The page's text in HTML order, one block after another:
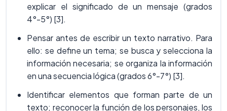
explicar el significado de un mensaje (grados
4°-5°) [3].
Pensar antes de escribir un texto narrativo. Para
ello: se define un tema; se busca y selecciona la
información necesaria; se organiza la información
en una secuencia lógica (grados 6°-7°) [3].
Identificar elementos que forman parte de un
texto; reconocer la función de los personajes, los